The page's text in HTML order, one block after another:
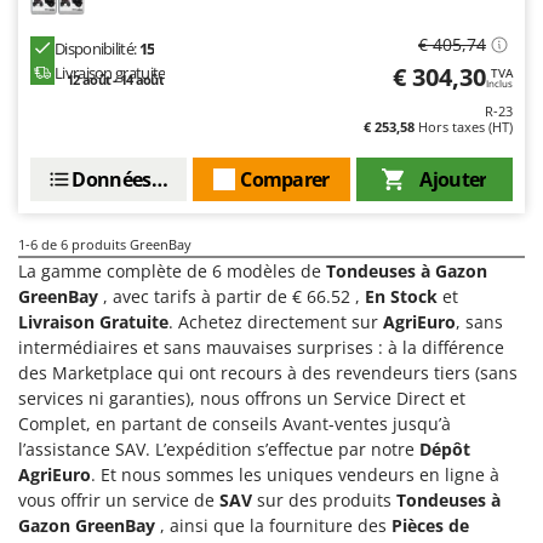
Pulvérisateurs
Pulvérisateurs portés
Rafraîchisseurs d'air par évaporation
Rampes de chargement en aluminium
Râpes à fromage électriques
Remplisseuses
Robots nettoyeurs de piscine
Robots Tondeuses
Rogneuses de souches
Rouleaux pour tracteur
S
Scies à os
Scies à Ruban
GRIFO
GVS
Henx
HiKOKI
Honda
I
Idromatic
Il-Tec
Imperia
Infaco
Intec
Disponibilité:15
Livraison gratuite
12 août - 14 août
€ 405,74
€ 304,30 TVA
Inclus
R-23
€ 253,58 Hors taxes (HT)
Ajouter
Comparer
Données techniques
1-6 de 6 produits GreenBay
La gamme complète de 6 modèles de Tondeuses à Gazon
GreenBay , avec tarifs à partir de € 66.52 , En Stock et
Livraison Gratuite. Achetez directement sur AgriEuro, sans
intermédiaires et sans mauvaises surprises : à la différence
des Marketplace qui ont recours à des revendeurs tiers (sans
services ni garanties), nous offrons un Service Direct et
Complet, en partant de conseils Avant-ventes jusqu’à
l’assistance SAV. L’expédition s’effectue par notre Dépôt
AgriEuro. Et nous sommes les uniques vendeurs en ligne à
vous offrir un service de SAV sur des produits Tondeuses à
Gazon GreenBay , ainsi que la fourniture des Pièces de